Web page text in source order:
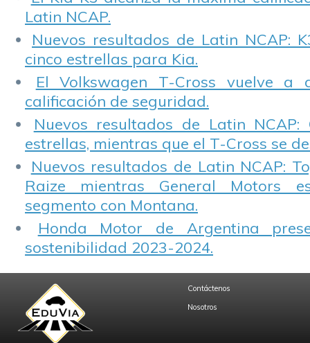
Latin NCAP.
Nuevos resultados de Latin NCAP:
cinco estrellas para Kia.
El Volkswagen T-Cross vuelve a
calificación de seguridad.
Nuevos resultados de Latin NCAP:
estrellas, mientras que el T-Cross se
Nuevos resultados de Latin NCAP:
Raize mientras General Motors
segmento con Montana.
Honda Motor de Argentina
sostenibilidad 2023-2024.
Contáctenos
Nosotros